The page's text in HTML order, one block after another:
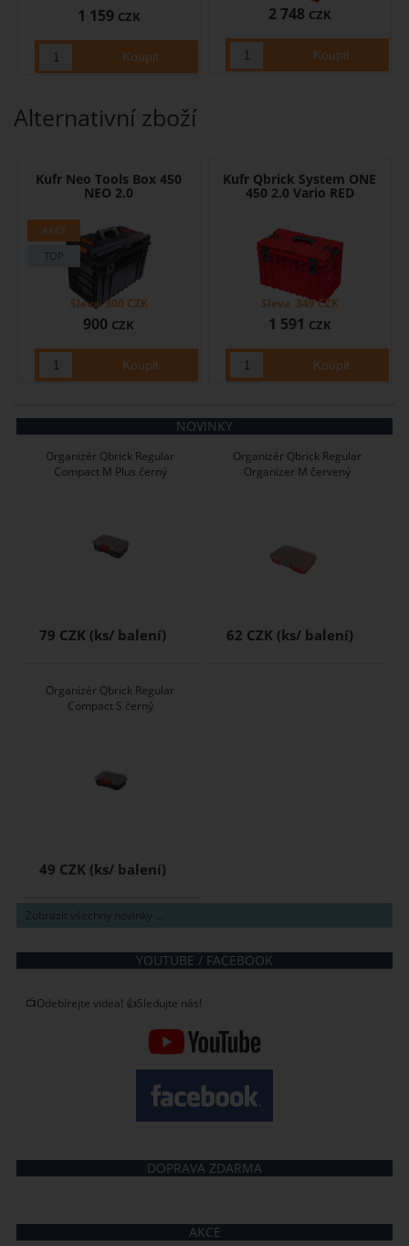
1 159 CZK 2 748 CZK
Alternativní zboží
Kufr Neo Tools Box 450
NEO 2.0
900 CZK
Sleva 300 CZK
Kufr Qbrick System ONE
450 2.0 Vario RED
1 591 CZK
Sleva 349CZK
NOVINKY
Organizér Qbrick Regular
Compact M Plus černý
79 CZK
Organizér Qbrick Regular
Organizer M červený
62 CZK
Organizér Qbrick Regular
Compact S černý
49 CZK
Zobrazit všechny novinky ...
YOUTUBE / FACEBOOK
📺Odebírejte videa! 👍Sledujte nás!
DOPRAVA ZDARMA
AKCE